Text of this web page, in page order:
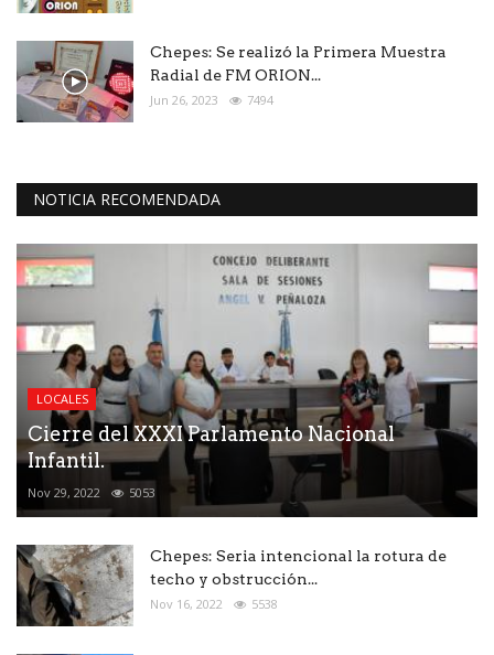
Chepes: Se realizó la Primera Muestra
Radial de FM ORION...
Jun 26, 2023 7494
NOTICIA RECOMENDADA
LOCALES
Cierre del XXXI Parlamento Nacional
Infantil.
Nov 29, 2022 5053
Chepes: Seria intencional la rotura de
techo y obstrucción...
Nov 16, 2022 5538